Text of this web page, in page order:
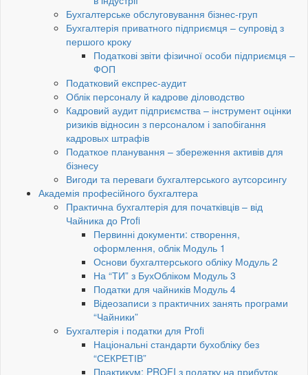
Бухгалтерське обслуговування бізнес-груп
Бухгалтерія приватного підприємця – супровід з
першого кроку
Податкові звіти фізичної особи підприємця –
ФОП
Податковий експрес-аудит
Облік персоналу й кадрове діловодство
Кадровий аудит підприємства – інструмент оцінки
ризиків відносин з персоналом і запобігання
кадровых штрафів
Податкое планування – збереження активів для
бізнесу
Вигоди та переваги бухгалтерського аутсорсингу
Академія професійного бухгалтера
Практична бухгалтерія для початківців – від
Чайника до Profi
Первинні документи: створення,
оформлення, облік Модуль 1
Основи бухгалтерського обліку Модуль 2
На “ТИ” з БухОбліком Модуль 3
Податки для чайників Модуль 4
Відеозаписи з практичних занять програми
“Чайники”
Бухгалтерія і податки для Profi
Національні стандарти бухобліку без
“СЕКРЕТІВ”
Практикум: PROFI з податку на прибуток